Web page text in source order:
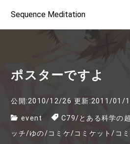
Sequence Meditation
ポスターですよ
公開:2010/12/26 更新:2011/01/
event C79/とある科学の
ッチ/ゆの/コミケ/コミケット/ コ